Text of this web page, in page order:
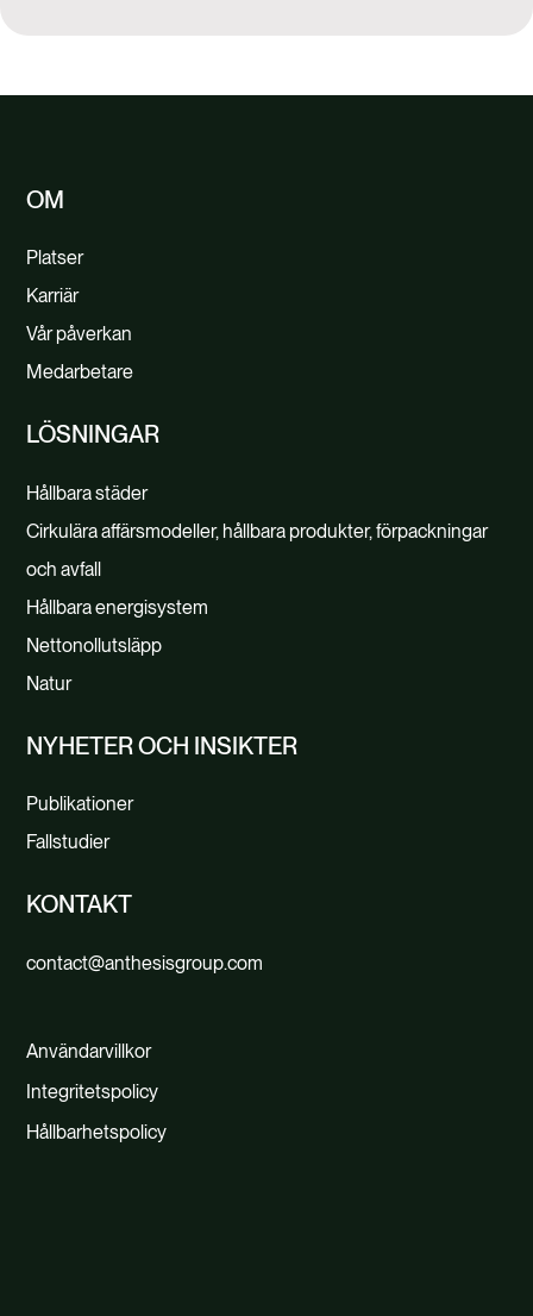
OM
Platser
Karriär
Vår påverkan
Medarbetare
LÖSNINGAR
Hållbara städer
Cirkulära affärsmodeller, hållbara produkter, förpackningar
och avfall
Hållbara energisystem
Nettonollutsläpp
Natur
NYHETER OCH INSIKTER
Publikationer
Fallstudier
KONTAKT
contact@anthesisgroup.com
Användarvillkor
Integritetspolicy
Hållbarhetspolicy